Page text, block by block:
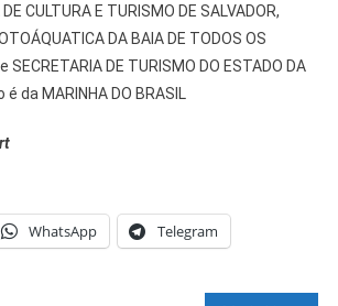
CULTURA E TURISMO DE SALVADOR,
DA BAIA DE TODOS OS
DE TURISMO DO ESTADO DA
da MARINHA DO BRASIL
WhatsApp Telegram